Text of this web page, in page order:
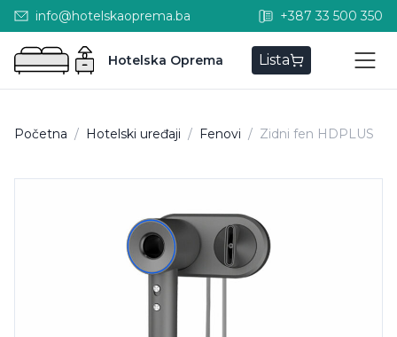
info@hotelskaoprema.ba +387 33 500 350
Hotelska Oprema Lista
Početna / Hotelski uređaji / Fenovi / Zidni fen HDPLUS